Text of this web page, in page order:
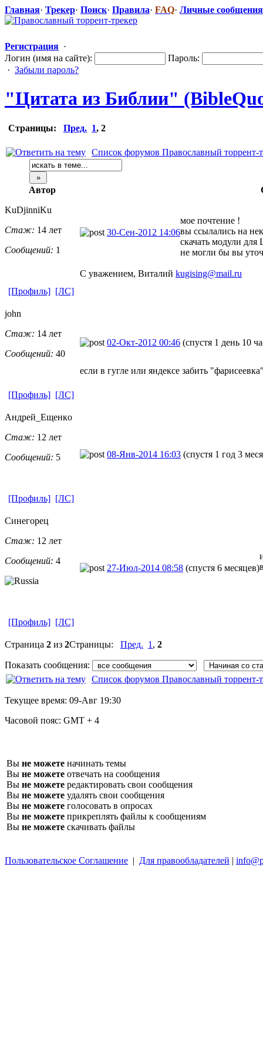
Главная· Трекер· Поиск· Правила· FAQ· Личные сообщения
Регистрация ·
Логин (имя на сайте):
Пароль:
· Забыли пароль?
"Цитата из Библии"
Страницы: Пред. 1, 2
Список форумов Православный торрент-
Автор
KuDjinniKu
Стаж: 14 лет
Сообщений: 1
30-Сен-2012 14:06
мое почтение !
вы ссылались на
скачать модули
не могли бы вы
С уважением, Виталий kugising@mail.ru
[Профиль] [ЛС]
john
Стаж: 14 лет
Сообщений: 40
02-Окт-2012 00:46 (спустя 1 день 10
если в гугле или яндексе забить
[Профиль] [ЛС]
Андрей_Ещенк​о
Стаж: 12 лет
Сообщений: 5 08-Янв-2014 16:03 (спустя 1 год 3
[Профиль] [ЛС]
Синегорец
Стаж: 12 лет
Сообщений: 4
27-Июл-2014 08:58 (спустя 6 месяцев)
[Профиль] [ЛС]
Страница 2 из 2Страницы: Пред. 1 , 2
Показать сообщения:
Список форумов Православный торрент-
Текущее время: 09-Авг 19:30
Часовой пояс: GMT + 4
Вы не можете начинать темы
Вы не можете отвечать на сообщения
Вы не можете редактировать свои сообщения
Вы не можете удалять свои сообщения
Вы не можете голосовать в опросах
Вы не можете прикреплять файлы к сообщениям
Вы не можете скачивать файлы
Пользовательское Соглашение | Для правообладателей |